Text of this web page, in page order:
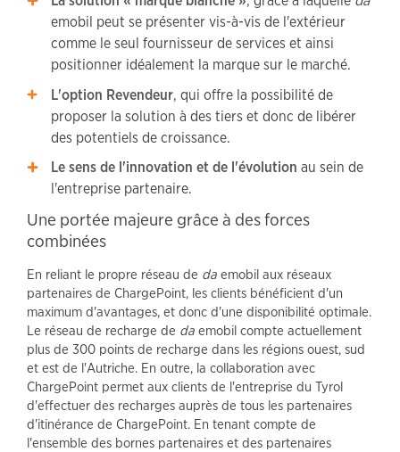
emobil peut se présenter vis-à-vis de l'extérieur
comme le seul fournisseur de services et ainsi
positionner idéalement la marque sur le marché.
L'option Revendeur, qui offre la possibilité de
proposer la solution à des tiers et donc de libérer
des potentiels de croissance.
Le sens de l'innovation et de l'évolution au sein de
l'entreprise partenaire.
Une portée majeure grâce à des forces
combinées
En reliant le propre réseau de da emobil aux réseaux
partenaires de ChargePoint, les clients bénéficient d'un
maximum d'avantages, et donc d'une disponibilité optimale.
Le réseau de recharge de da emobil compte actuellement
plus de 300 points de recharge dans les régions ouest, sud
et est de l'Autriche. En outre, la collaboration avec
ChargePoint permet aux clients de l'entreprise du Tyrol
d'effectuer des recharges auprès de tous les partenaires
d'itinérance de ChargePoint. En tenant compte de
l'ensemble des bornes partenaires et des partenaires